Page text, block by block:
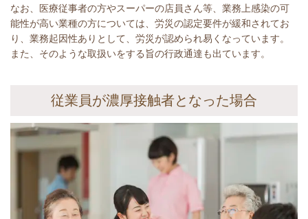
なお、医療従事者の方やスーパーの店員さん等、業務上感染の可
能性が高い業種の方については、労災の認定要件が緩和されてお
り、業務起因性ありとして、労災が認められ易くなっています。
また、そのような取扱いをする旨の行政通達も出ています。
従業員が濃厚接触者となった場合